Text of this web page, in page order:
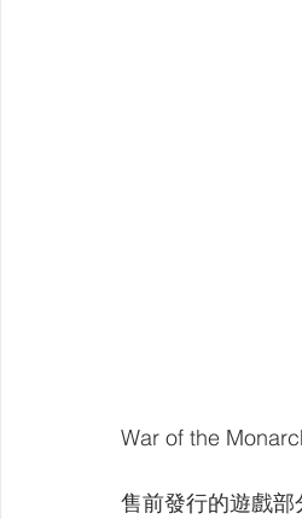
War of the
售前發行的遊戲